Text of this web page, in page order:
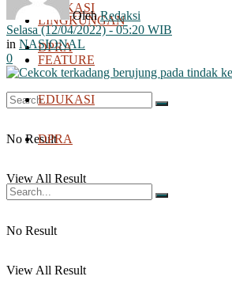
EDUKASI
DPRA
No Result
View All Result
LINGKUNGAN
FEATURE
EDUKASI
DPRA
No Result
View All Result
Oleh Redaksi
Selasa (12/04/2022) - 05:20 WIB
in NASIONAL
0